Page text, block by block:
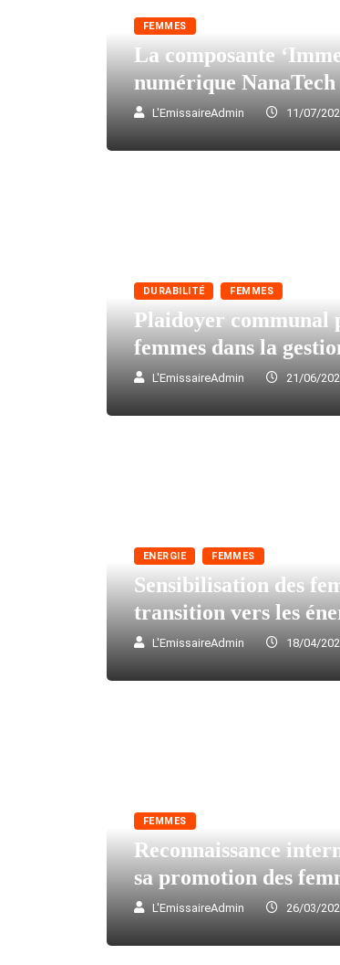
FEMMES
La composante
numérique
L'EmissaireAdmin 11/07/
DURABILITÉ FEMMES
Plaidoyer communal
femmes dans la
L'EmissaireAdmin 21/06/
ENERGIE FEMMES
Sensibilisation des
transition vers les
L'EmissaireAdmin 18/04/
FEMMES
Reconnaissance
sa promotion des
L'EmissaireAdmin 26/03/